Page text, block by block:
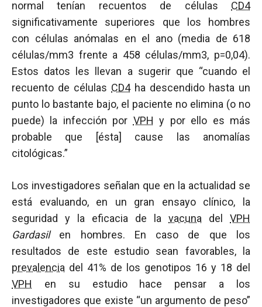
normal tenían recuentos de células CD4
significativamente superiores que los hombres
con células anómalas en el ano (media de 618
células/mm3 frente a 458 células/mm3, p=0,04).
Estos datos les llevan a sugerir que “cuando el
recuento de células CD4ha descendido hasta un
punto lo bastante bajo, el paciente no elimina (o no
puede) la infección por VPH y por ello es más
probable que [ésta] cause las anomalías
citológicas.”
Los investigadores señalan que en la actualidad se
está evaluando, en un gran ensayo clínico, la
seguridad y la eficacia de la vacuna del VPH
Gardasilen hombres. En caso de que los
resultados de este estudio sean favorables, la
prevalencia del 41% de los genotipos 16 y 18 del
VPH en su estudio hace pensar a los
investigadores que existe “un argumento de peso”